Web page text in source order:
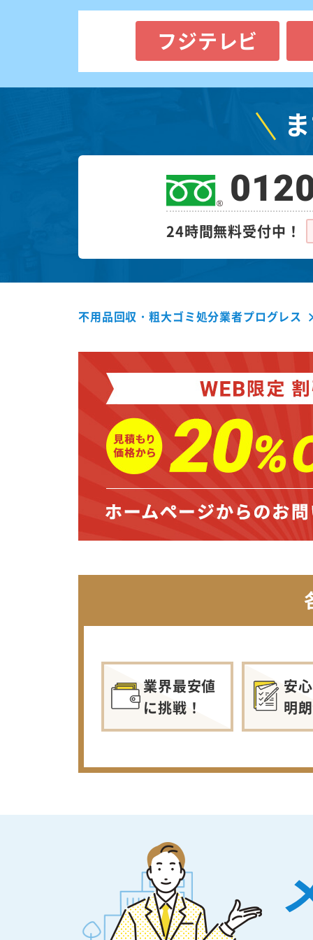
フジテレビ
24時間無料受付中！
不用品回収・粗大ゴミ処分業者プログレス
業界最安値
に挑戦！
安
明